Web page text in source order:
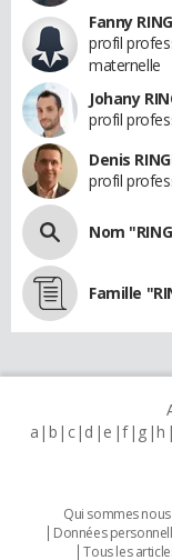
Fanny
profil
maternelle
Johany
profil
Denis
profil
Nom
Famille
a b c d e f g h
Qui sommes nous
Données
Tous les